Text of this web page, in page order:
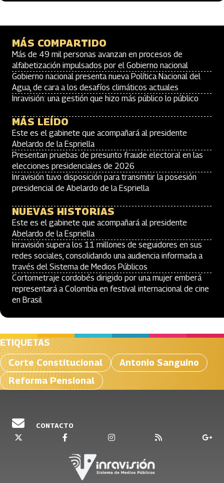
MÁS COMPARTIDO
Más de 49 mil personas avanzan en procesos de
alfabetización impulsados por el Gobierno nacional
Gobierno nacional presenta nueva Política Nacional del
Agua, de cara a los desafíos climáticos actuales
Inravisión: una gestión que hizo más público lo público
MÁS LEÍDO
Este es el gabinete que acompañará al presidente
Abelardo de la Espriella
Presentan pruebas de presunto fraude electoral en las
elecciones presidenciales de 2026
Inravisión tuvo disposición para transmitir la posesión
presidencial de Abelardo de la Espriella
NUEVAS HISTORIAS
Este es el gabinete que acompañará al presidente
Abelardo de la Espriella
Inravisión supera los 11 millones de seguidores en sus
redes sociales, consolidando una audiencia informada a
través del Sistema de Medios Públicos
Cortometraje cordobés dirigido por una mujer emberá
representará a Colombia en festival internacional de cine
en Brasil
ETIQUETAS
Corte Constitucional
Antonio Sanguino
Reforma Pensional
CONTACTO